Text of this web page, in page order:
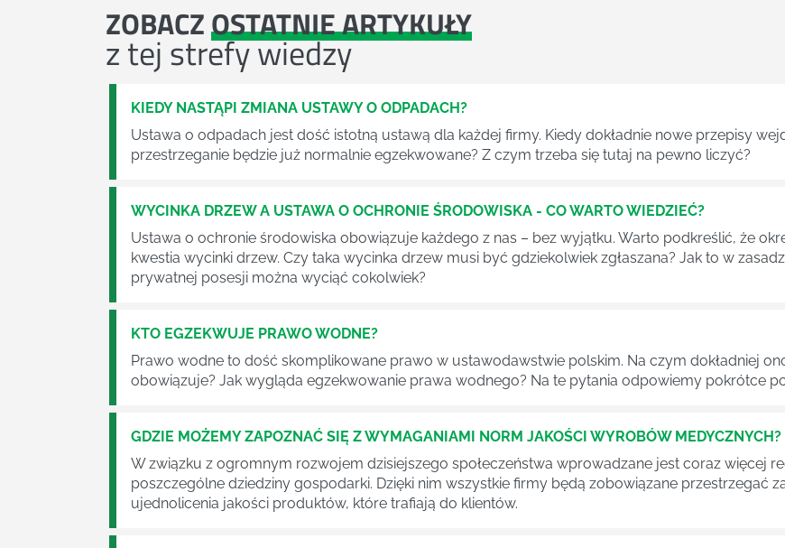
ZOBACZOSTATNIE ARTYKUŁY
z tej strefy wiedzy
KIEDY NASTĄPI ZMIANA USTAWY O ODPADACH?
Ustawa o odpadach jest dość istotną ustawą dla każdej firmy. Kiedy dokładnie nowe przepisy
przestrzeganie będzie już normalnie egzekwowane? Z czym trzeba się tutaj na pewno liczyć?
WYCINKA DRZEW A USTAWA O OCHRONIE ŚRODOWISKA - CO WARTO WIEDZIEĆ?
Ustawa o ochronie środowiska obowiązuje każdego z nas – bez wyjątku. Warto podkreślić, że
kwestia wycinki drzew. Czy taka wycinka drzew musi być gdziekolwiek zgłaszana? Jak to w
prywatnej posesji można wyciąć cokolwiek?
KTO EGZEKWUJE PRAWO WODNE?
Prawo wodne to dość skomplikowane prawo w ustawodawstwie polskim. Na czym dokładniej
obowiązuje? Jak wygląda egzekwowanie prawa wodnego? Na te pytania odpowiemy pokrótce
GDZIE MOŻEMY ZAPOZNAĆ SIĘ Z WYMAGANIAMI NORM JAKOŚCI WYROBÓW MEDYCZNYCH?
W związku z ogromnym rozwojem dzisiejszego społeczeństwa wprowadzane jest coraz więcej
poszczególne dziedziny gospodarki. Dzięki nim wszystkie firmy będą zobowiązane przestrzegać
ujednolicenia jakości produktów, które trafiają do klientów.